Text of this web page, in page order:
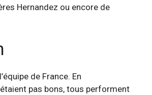
Hernandez ou encore de
de France. En
pas bons, tous performent